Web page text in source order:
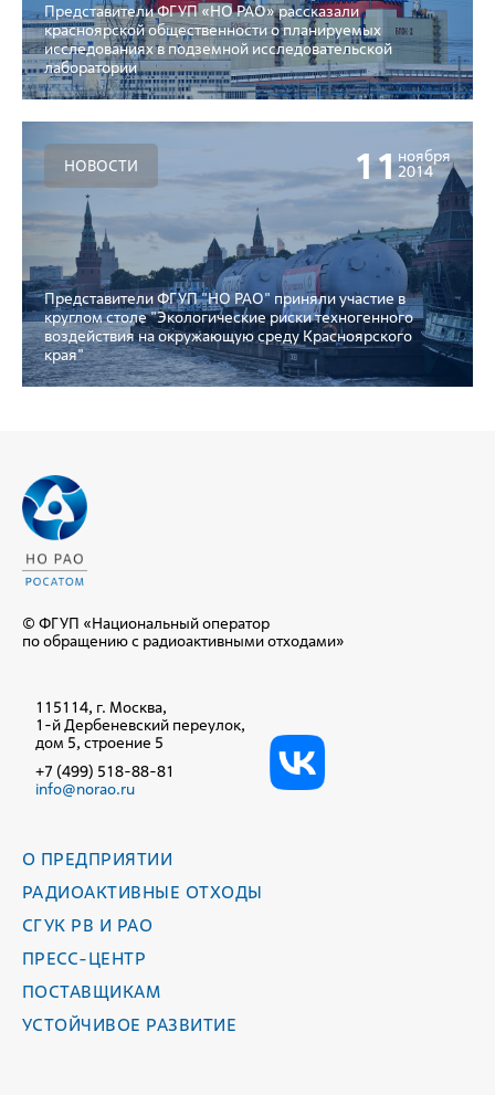
Представители ФГУП «НО РАО» рассказали
красноярской общественности о планируемых
исследованиях в подземной исследовательской
лаборатории
НОВОСТИ 11ноября
2014
Представители ФГУП "НО РАО" приняли участие в
круглом столе "Экологические риски техногенного
воздействия на окружающую среду Красноярского
края"
© ФГУП «Национальный оператор
по обращению с радиоактивными отходами»
115114, г. Москва,
1-й Дербеневский переулок,
дом 5, строение 5
+7 (499) 518-88-81
info@norao.ru
О ПРЕДПРИЯТИИ
РАДИОАКТИВНЫЕ ОТХОДЫ
СГУК РВ И РАО
ПРЕСС-ЦЕНТР
ПОСТАВЩИКАМ
УСТОЙЧИВОЕ РАЗВИТИЕ